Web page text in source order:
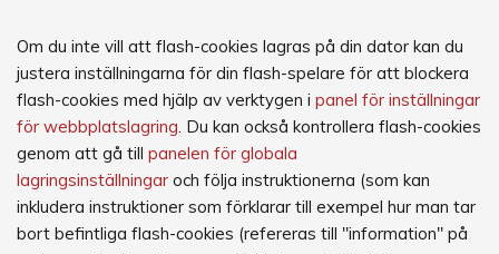
Om du inte vill att flash-cookies lagras på din dator kan du
justera inställningarna för din flash-spelare för att blockera
flash-cookies med hjälp av verktygen i panel för inställningar
för webbplatslagring. Du kan också kontrollera flash-cookies
genom att gå till panelen för globala
lagringsinställningar och följa instruktionerna (som kan
inkludera instruktioner som förklarar till exempel hur man tar
bort befintliga flash-cookies (refereras till "information" på